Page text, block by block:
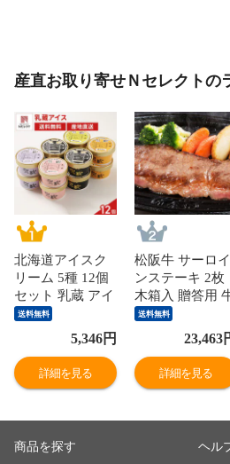
産直お取り寄せＮセレクトの
北海道アイスク
リーム 5種 12個
セット 乳蔵 アイ
ス 詰め合わせ プ
レミアム バニラ
デザート スイー
ツ 洋菓子
送料無料
5,346円
詳細を見る
松阪牛 サーロイ
ンステーキ 2枚
木箱入 贈答用
肉 和牛 国産 三
重産 ブランド肉
精肉 肉 冷凍 牛
サーロイン サー
ロイン ビーフ
用 サーロインス
テーキ 高級 ご
そう 贅沢 三重
送料無料
23,463
詳細を見る
商品を探す ヘル